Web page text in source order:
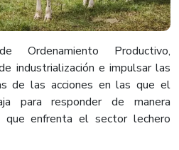
Productivo,
industrialización e impulsar las
de las acciones en las que el
para responder de manera
enfrenta el sector lechero